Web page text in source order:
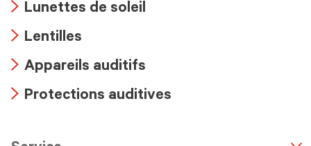
icon
icon
Lunettes de soleil
icon
Lentilles
icon
Appareils auditifs
Protections auditives